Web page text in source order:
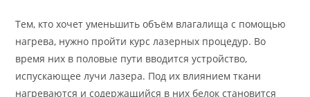
Тем, кто хочет уменьшить объём влагалища с помощью
нагрева, нужно пройти курс лазерных процедур. Во
время них в половые пути вводится устройство,
испускающее лучи лазера. Под их влиянием ткани
нагреваются и содержащийся в них белок становится